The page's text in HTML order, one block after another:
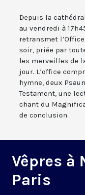
Depuis la
au vendredi à
retransmet
soir, priée par
les merveilles de
jour. L’office
hymne, deux
Testament, une
chant du
de conclusion.
Vêpres à
Paris